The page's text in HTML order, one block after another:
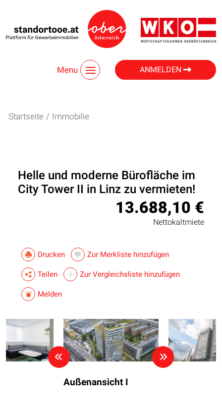
Menu ANMELDEN
Startseite / Immobilie
Helle und moderne Bürofläche im
City Tower II in Linz zu vermieten!
13.688,10 €
Nettokaltmiete
Drucken Zur Merkliste hinzufügen
Teilen Zur Vergleichsliste hinzufügen
Melden
Außenansicht I